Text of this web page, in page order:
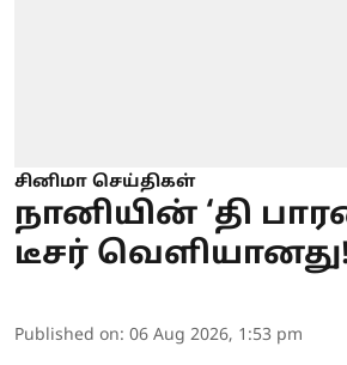
சினிமா செய்திகள்
நானியின் ‘தி
டீசர்
Published on: 06 Aug 2026, 1:53 pm